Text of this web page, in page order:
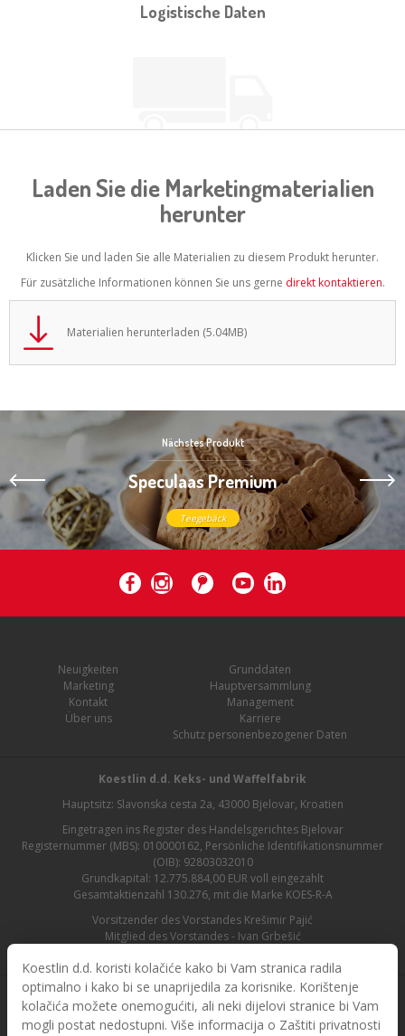
Koestlin d.d. koristi kolačiće kako bi Vam stranica radila
optimalno i kako bi se unaprijedila za korisnike. Korištenje
kolačića možete onemogućiti, ali neki dijelovi stranice bi Vam
mogli postat nedostupni. Više informacija o Zaštiti privatnosti
Logistische Daten
Laden Sie die Marketingmaterialien
herunter
Klicken Sie und laden Sie alle Materialien zu diesem Produkt herunter.
Für zusätzliche Informationen können Sie uns gerne direkt kontaktieren.
Materialien herunterladen (5.04MB)
Nächstes Produkt
Speculaas Premium
Teegebäck
Neuigkeiten
Marketing
Kontakt
Über uns
Grunddaten
Hauptversammlung
Management
Karriere
Schutz personenbezogener Daten
Koestlin d.d. Keks- und Waffelfabrik
Hauptsitz: Slavonska cesta 2a, 43000 Bjelovar, Kroatien
Eingetragen ins Register des Handelsgerichtes Bjelovar
Registernummer (MBS): 010000162, Persönliche Identifikationsnummer
(OIB): 92803032010
Grundkapital: 12.775.884,00 EUR voll eingezahlt
Gesamtaktienzahl 130.276, mit die Marke KOES-R-A
Vorsitzender des Vorstandes Krešimir Pajić
Mitglied des Vorstandes - Ivan Grbešić